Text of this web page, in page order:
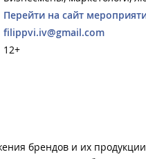
Перейти на сайт
filippvi.iv@gmail.com
12+
брендов и их